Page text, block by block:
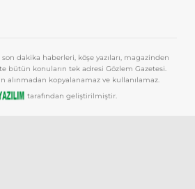
dakika haberleri, köşe yazıları, magazinden
bütün konuların tek adresi Gözlem Gazetesi.
alınmadan kopyalanamaz ve kullanılamaz.
tarafından geliştirilmiştir.